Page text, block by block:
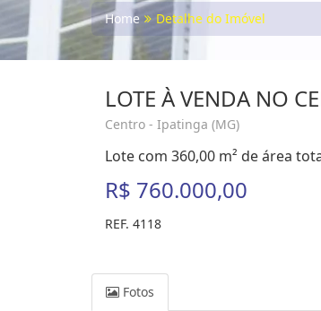
Home Detalhe do Imóvel
LOTE À VENDA NO
Centro - Ipatinga (MG)
Lote com 360,00 m² de área
R$ 760.000,00
REF. 4118
Fotos